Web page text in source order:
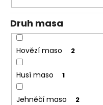
Druh masa
Hovězí maso 2
Husí maso 1
Jehněčí maso 2
u
č
u
m